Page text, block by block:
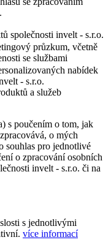
společnosti invelt - s.r.o.
průzkum, včetně
se službami
nabídek
- s.r.o.
a služeb
s poučením o tom, jak
o mých
souhlas pro jednotlivé
o zpracování osobních
invelt - s.r.o. či na
s jednotlivými
více informací